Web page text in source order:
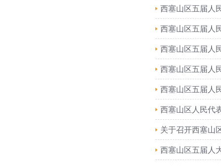
西塞山区五届人
西塞山区五届人
西塞山区五届人
西塞山区五届人
西塞山区五届人
西塞山区人民代
关于召开西塞山
西塞山区五届人